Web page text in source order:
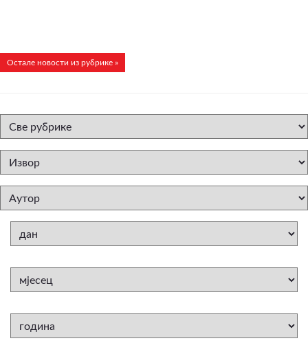
Остале новости из рубрике »